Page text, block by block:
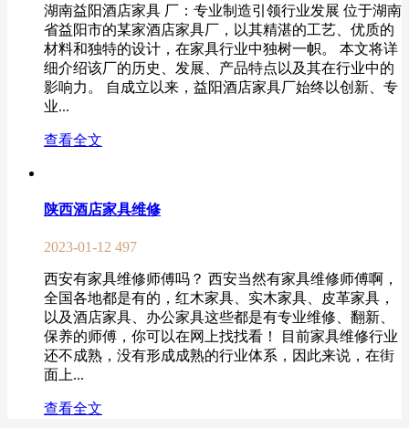
湖南益阳酒店家具 厂：专业制造引领行业发展 位于湖南
省益阳市的某家酒店家具厂，以其精湛的工艺、优质的
材料和独特的设计，在家具行业中独树一帜。 本文将详
细介绍该厂的历史、发展、产品特点以及其在行业中的
影响力。 自成立以来，益阳酒店家具厂始终以创新、专
业...
查看全文
陕西酒店家具维修
2023-01-12 497
西安有家具维修师傅吗？ 西安当然有家具维修师傅啊，
全国各地都是有的，红木家具、实木家具、皮革家具，
以及酒店家具、办公家具这些都是有专业维修、翻新、
保养的师傅，你可以在网上找找看！ 目前家具维修行业
还不成熟，没有形成成熟的行业体系，因此来说，在街
面上...
查看全文